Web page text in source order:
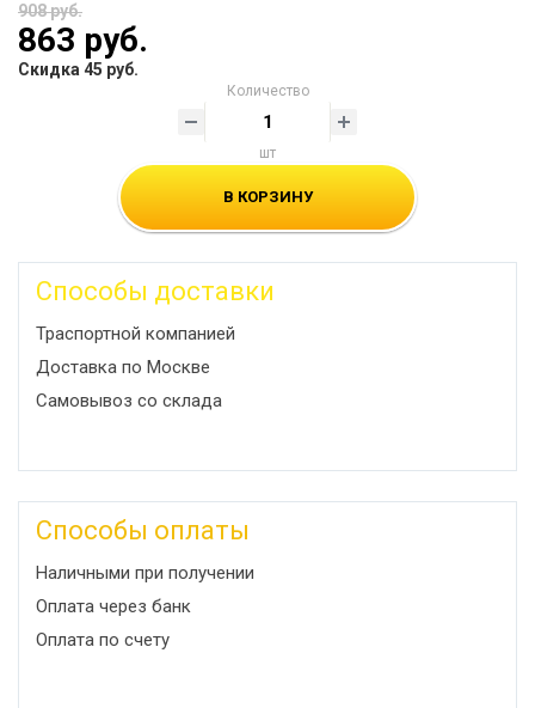
908 руб.
863 руб.
Скидка 45 руб.
Количество
шт
В КОРЗИНУ
Способы доставки
Траспортной компанией
Доставка по Москве
Самовывоз со склада
Способы оплаты
Наличными при получении
Оплата через банк
Оплата по счету